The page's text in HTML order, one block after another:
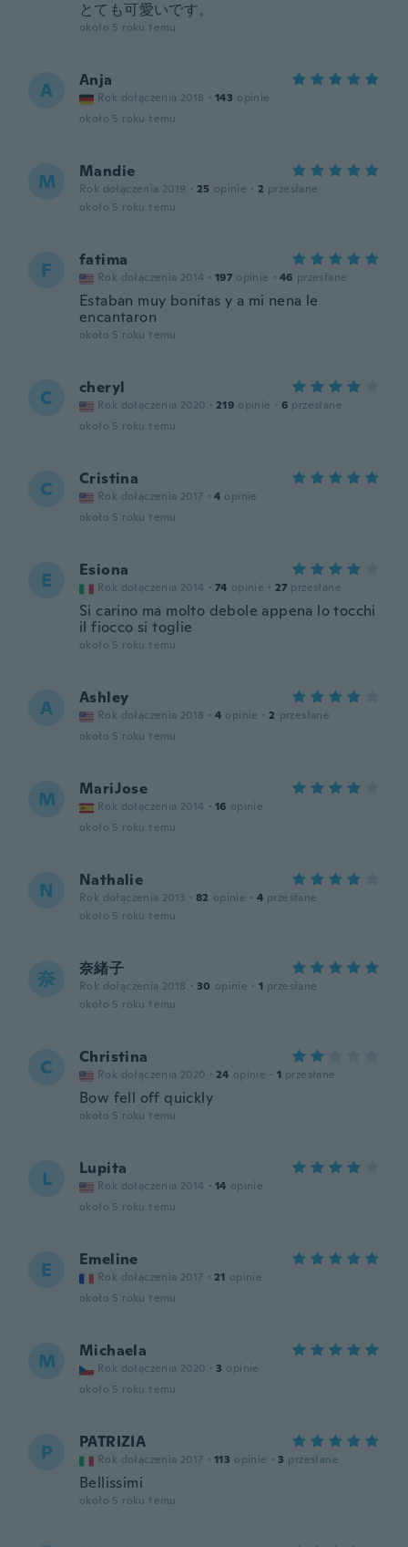
とても可愛いです。
około 5 roku temu
A Anja
Rok dołączenia 2018 · 143 opinie
około 5 roku temu
M Mandie
Rok dołączenia 2019 · 25 opinie · 2 przesłane
około 5 roku temu
F fatima
Rok dołączenia 2014 · 197 opinie · 46 przesłane
Estaban muy bonitas y a mi nena le
encantaron
około 5 roku temu
C cheryl
Rok dołączenia 2020 · 219 opinie · 6 przesłane
około 5 roku temu
C Cristina
Rok dołączenia 2017 · 4 opinie
około 5 roku temu
E Esiona
Rok dołączenia 2014 · 74 opinie · 27 przesłane
Si carino ma molto debole appena lo tocchi
il fiocco si toglie
około 5 roku temu
A Ashley
Rok dołączenia 2018 · 4 opinie · 2 przesłane
około 5 roku temu
M MariJose
Rok dołączenia 2014 · 16 opinie
około 5 roku temu
N Nathalie
Rok dołączenia 2013 · 82 opinie · 4 przesłane
około 5 roku temu
奈 奈緒子
Rok dołączenia 2018 · 30 opinie · 1 przesłane
około 5 roku temu
C Christina
Rok dołączenia 2020 · 24 opinie · 1 przesłane
Bow fell off quickly
około 5 roku temu
L Lupita
Rok dołączenia 2014 · 14 opinie
około 5 roku temu
E Emeline
Rok dołączenia 2017 · 21 opinie
około 5 roku temu
M Michaela
Rok dołączenia 2020 · 3 opinie
około 5 roku temu
P PATRIZIA
Rok dołączenia 2017 · 113 opinie · 3 przesłane
Bellissimi
około 5 roku temu